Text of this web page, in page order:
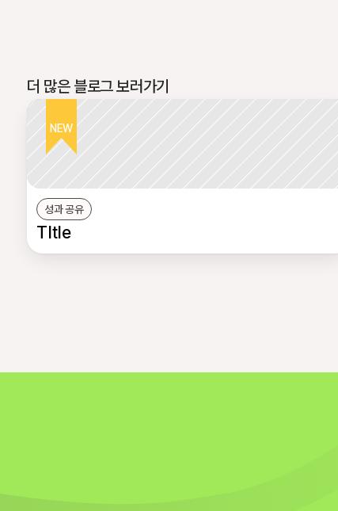
더 많은 블로그 보러가기
NEW
성과 공유
TItle